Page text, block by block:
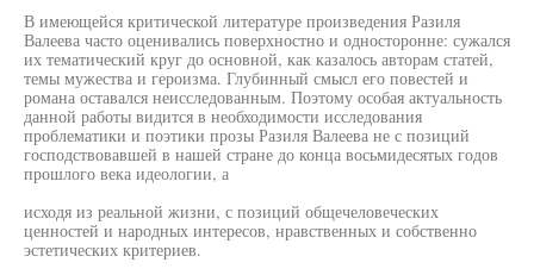
В имеющейся критической литературе произведения Разиля
Валеева часто оценивались поверхностно и односторонне: сужался
их тематический круг до основной, как казалось авторам статей,
темы мужества и героизма. Глубинный смысл его повестей и
романа оставался неисследованным. Поэтому особая актуальность
данной работы видится в необходимости исследования
проблематики и поэтики прозы Разиля Валеева не с позиций
господствовавшей в нашей стране до конца восьмидесятых годов
прошлого века идеологии, а
исходя из реальной жизни, с позиций общечеловеческих
ценностей и народных интересов, нравственных и собственно
эстетических критериев.